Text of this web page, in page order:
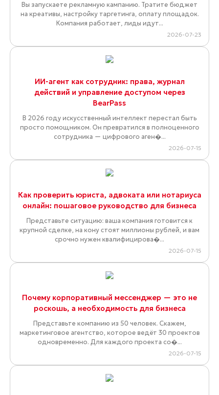
Вы запускаете рекламную кампанию. Тратите бюджет
на креативы, настройку таргетинга, оплату площадок.
Компания работает, лиды идут...
2026-07-23
ИИ-агент как сотрудник: права, журнал
действий и управление доступом через
BearPass
В 2026 году искусственный интеллект перестал быть
просто помощником. Он превратился в полноценного
сотрудника — цифрового аген�...
2026-07-15
Как проверить юриста, адвоката или нотариуса
онлайн: пошаговое руководство для бизнеса
Представьте ситуацию: ваша компания готовится к
крупной сделке, на кону стоят миллионы рублей, и вам
срочно нужен квалифицирова�...
2026-07-15
Почему корпоративный мессенджер — это не
роскошь, а необходимость для бизнеса
Представьте компанию из 50 человек. Скажем,
маркетинговое агентство, которое ведёт 30 проектов
одновременно. Для каждого проекта со�...
2026-07-15